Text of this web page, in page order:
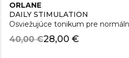
ORLANE
DAILY STIMULATION
Osviežujúce tonikum pre
28,00 €
40,00 €